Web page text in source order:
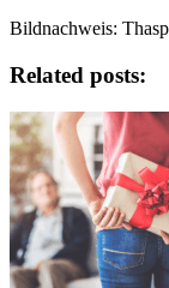
Bildnachweis:
Related posts: